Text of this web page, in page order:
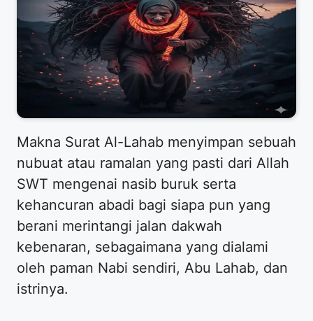
Makna Surat Al-Lahab menyimpan sebuah
nubuat atau ramalan yang pasti dari Allah
SWT mengenai nasib buruk serta
kehancuran abadi bagi siapa pun yang
berani merintangi jalan dakwah
kebenaran, sebagaimana yang dialami
oleh paman Nabi sendiri, Abu Lahab, dan
istrinya.